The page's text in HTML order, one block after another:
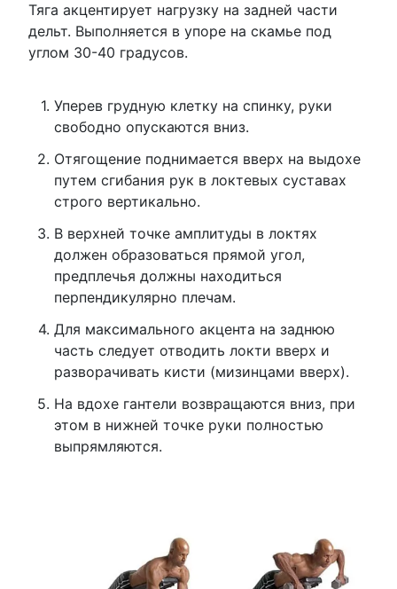
Тяга акцентирует нагрузку на задней части
дельт. Выполняется в упоре на скамье под
углом 30-40 градусов.
Уперев грудную клетку на спинку, руки
свободно опускаются вниз.
Отягощение поднимается вверх на выдохе
путем сгибания рук в локтевых суставах
строго вертикально.
В верхней точке амплитуды в локтях
должен образоваться прямой угол,
предплечья должны находиться
перпендикулярно плечам.
Для максимального акцента на заднюю
часть следует отводить локти вверх и
разворачивать кисти (мизинцами вверх).
На вдохе гантели возвращаются вниз, при
этом в нижней точке руки полностью
выпрямляются.